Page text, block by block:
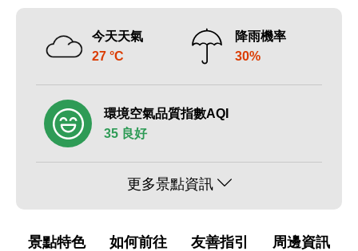
今天天氣
27 °C
降雨機率
30%
環境空氣品質指數AQI
35 良好
更多景點資訊
景點特色 如何前往 友善指引 周邊資訊